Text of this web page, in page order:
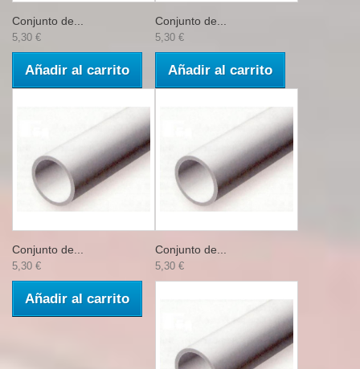
Conjunto de...
5,30 €
Añadir al carrito
Conjunto de...
5,30 €
Añadir al carrito
Conjunto de...
5,30 €
Añadir al carrito
Conjunto de...
5,30 €